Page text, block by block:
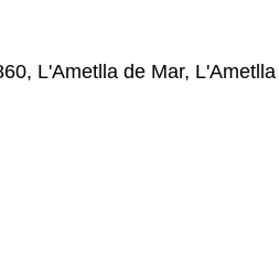
L'Ametlla de Mar,